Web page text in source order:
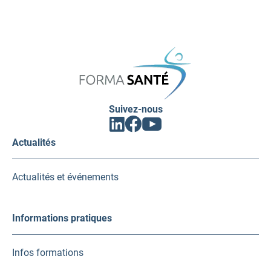
Suivez-nous
Linkedin
(ouvrir
nouvel
Facebook
(ouvrir
nouvel
Youtube
(ouvrir
nouvel
Actualités
Actualités et événements
Informations pratiques
Infos formations